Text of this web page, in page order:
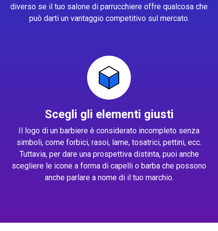
diverso se il tuo salone di parrucchiere offre qualcosa che
può darti un vantaggio competitivo sul mercato.
Scegli gli elementi giusti
Il logo di un barbiere è considerato incompleto senza
simboli, come forbici, rasoi, lame, tosatrici, pettini, ecc.
Tuttavia, per dare una prospettiva distinta, puoi anche
scegliere le icone a forma di capelli o barba che possono
anche parlare a nome di il tuo marchio.